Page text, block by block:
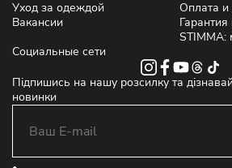
Уход за одеждой
Вакансии
Оплата и
STIMMA:
Социальные сети
Підпишись на нашу розсилку та
новинки